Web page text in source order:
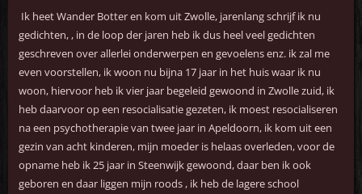
Ik heet Wander Botter en kom uit Zwolle, jarenlang schrijf ik nu
gedichten, , in de loop der jaren heb ik dus heel veel gedichten
geschreven over allerlei onderwerpen en gevoelens enz. ik zal me
even voorstellen, ik woon nu bijna 17 jaar in het huis waar ik nu
woon, hiervoor heb ik vier jaar begeleid gewoond in Zwolle zuid, ik
heb daarvoor op een resocialisatie gezeten, ik moest resocialiseren
na een psychotherapie van twee jaar in Apeldoorn, ik kom uit een
gezin van acht kinderen, mijn moeder is helaas overleden, voor de
opname heb ik 25 jaar in Steenwijk gewoond, daar ben ik ook
geboren en daar liggen mijn roods , ik heb de lagere school